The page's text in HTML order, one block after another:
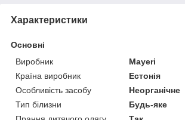
Характеристики
Основні
Виробник
Mayeri
Країна виробник
Естонія
Особливість засобу
Неорганічне
Тип білизни
Будь-яке